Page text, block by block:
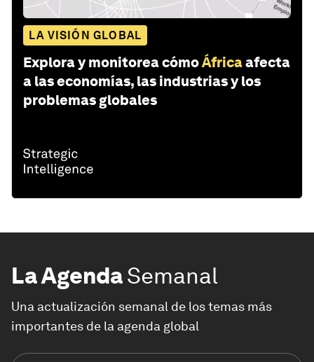
LA VISIÓN GLOBAL
Explora y monitorea cómoÁfricaafecta
a las economías, las industrias y los
problemas globales
La AgendaSemanal
Una actualización semanal de los temas más
importantes de la agenda global